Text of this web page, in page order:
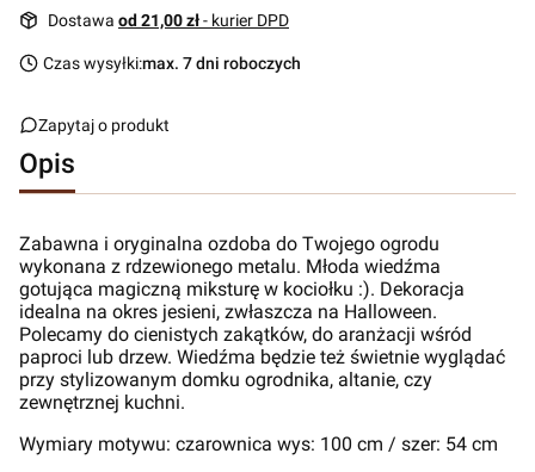
Dostawa od 21,00 zł- kurier DPD
Czas wysyłki:max. 7 dni roboczych
Zapytaj o produkt
Opis
Zabawna i oryginalna ozdoba do Twojego ogrodu
wykonana z rdzewionego metalu. Młoda wiedźma
gotująca magiczną miksturę w kociołku :). Dekoracja
idealna na okres jesieni, zwłaszcza na Halloween.
Polecamy do cienistych zakątków, do aranżacji wśród
paproci lub drzew. Wiedźma będzie też świetnie wyglądać
przy stylizowanym domku ogrodnika, altanie, czy
zewnętrznej kuchni.
Wymiary motywu: czarownica wys: 100 cm / szer: 54 cm